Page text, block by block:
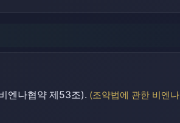
엔나협약 제53조). (조약법에 관한 비엔나